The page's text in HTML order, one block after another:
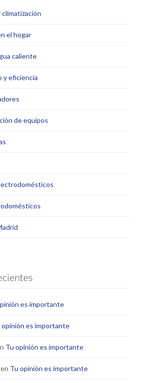
el hogar
caliente
y eficiencia
de equipos
es importante
opinión es importante
Tu opinión es importante
en Tu opinión es importante